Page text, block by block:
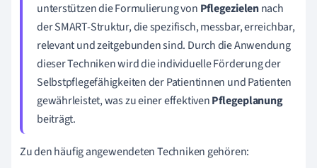
unterstützen die Formulierung von Pflegezielennach
der SMART-Struktur, die spezifisch, messbar, erreichbar,
relevant und zeitgebunden sind. Durch die Anwendung
dieser Techniken wird die individuelle Förderung der
Selbstpflegefähigkeiten der Patientinnen und Patienten
gewährleistet, was zu einer effektivenPflegeplanung
beiträgt.
Zu den häufig angewendeten Techniken gehören: